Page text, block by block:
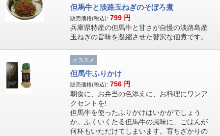
但馬牛と淡路玉ねぎのそぼろ煮
販売価格(税込): 799 円
兵庫県特産の但馬牛と甘さが自慢の淡路島産
玉ねぎの旨味を凝縮させた贅沢な佃煮です。
オススメ
但馬牛ふりかけ
販売価格(税込): 756 円
朝食に、お弁当の色添えに、お料理にワンア
クセントを!
但馬牛を使ったふりかけはいかがでしょう
か。ふくいくたる但馬牛の風味に、ごはんが
何杯もいただけてしまいます。育ちざかりの